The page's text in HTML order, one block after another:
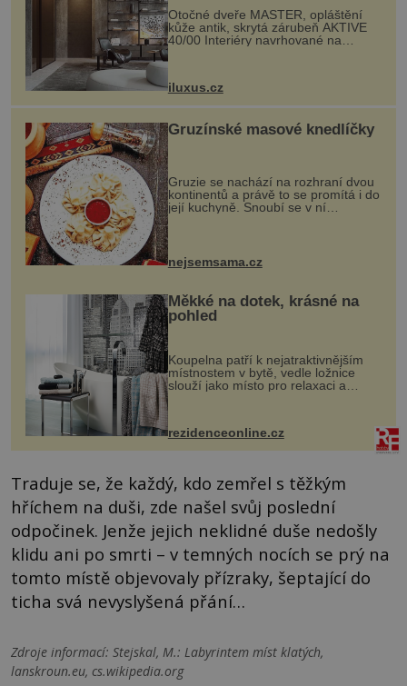
Otočné dveře MASTER, opláštění
kůže antik, skrytá zárubeň AKTIVE
40/00 Interiéry navrhované na
zakázku často vyžadují atypické
rozměry nejen nábytku, ale i
dnes umož...
iluxus.cz
Gruzínské masové knedlíčky
Gruzie se nachází na rozhraní dvou
kontinentů a právě to se promítá i do
její kuchyně. Snoubí se v ní
evropské a asijské chutě a díky tomu
pokrmy, které rozhodně st...
nejsemsama.cz
Měkké na dotek, krásné na
pohled
Koupelna patří k nejatraktivnějším
místnostem v bytě, vedle ložnice
slouží jako místo pro relaxaci a
odpočinek. Koupelnový textil –
ručníky, osušky a koberečky –
proutku...
rezidenceonline.cz
Traduje se, že každý, kdo zemřel s těžkým
hříchem na duši, zde našel svůj poslední
odpočinek. Jenže jejich neklidné duše nedošly
klidu ani po smrti – v temných nocích se prý na
tomto místě objevovaly přízraky, šeptající do
ticha svá nevyslyšená přání…
Zdroje informací: Stejskal, M.: Labyrintem míst klatých,
lanskroun.eu, cs.wikipedia.org